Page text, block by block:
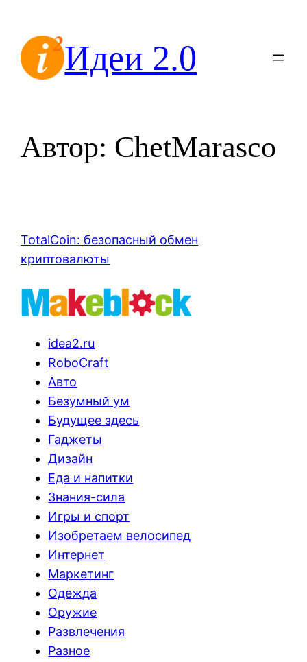
содержимомуИдеи 2.0
Автор: ChetMarasco
TotalCoin: безопасный обмен
криптовалюты
idea2.ru
RoboCraft
Авто
Безумный ум
Будущее здесь
Гаджеты
Дизайн
Еда и напитки
Знания-сила
Игры и спорт
Изобретаем велосипед
Интернет
Маркетинг
Одежда
Оружие
Развлечения
Разное